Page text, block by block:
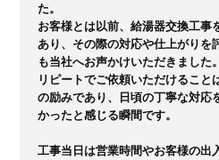
た。
お客様とは以前、給湯器交換工事
あり、その際の対応や仕上がりを
も当社へお声かけいただきました。
リピートでご依頼いただけること
の励みであり、日頃の丁寧な対応
かったと感じる瞬間です。
工事当日は営業時間やお客様の出